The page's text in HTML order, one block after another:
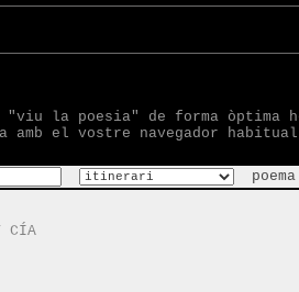
"viu la poesia" de forma
amb el vostre navegador
CÍA